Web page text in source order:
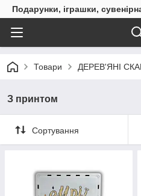
Подарунки, іграшки,
Товари ДЕРЕВ'ЯНІ
З принтом
Сортування